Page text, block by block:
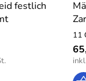
festlich
11